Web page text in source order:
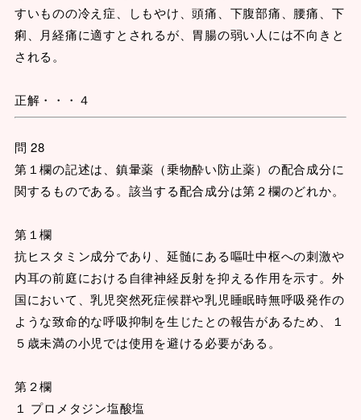
すいものの冷え症、しもやけ、頭痛、下腹部痛、腰痛、下
痢、月経痛に適すとされるが、胃腸の弱い人には不向きと
される。
正解・・・４
問 28
第１欄の記述は、鎮暈薬（乗物酔い防止薬）の配合成分に
関するものである。該当する配合成分は第２欄のどれか。
第１欄
抗ヒスタミン成分であり、延髄にある嘔吐中枢への刺激や
内耳の前庭における自律神経反射を抑える作用を示す。外
国において、乳児突然死症候群や乳児睡眠時無呼吸発作の
ような致命的な呼吸抑制を生じたとの報告があるため、１
５歳未満の小児では使用を避ける必要がある。
第２欄
１ プロメタジン塩酸塩